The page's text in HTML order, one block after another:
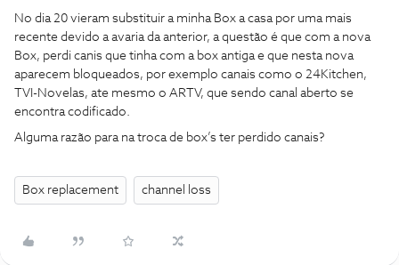
No dia 20 vieram substituir a minha Box a casa por uma mais
recente devido a avaria da anterior, a questão é que com a nova
Box, perdi canis que tinha com a box antiga e que nesta nova
aparecem bloqueados, por exemplo canais como o 24Kitchen,
TVI-Novelas, ate mesmo o ARTV, que sendo canal aberto se
encontra codificado.
Alguma razão para na troca de box’s ter perdido canais?
Box replacement channel loss